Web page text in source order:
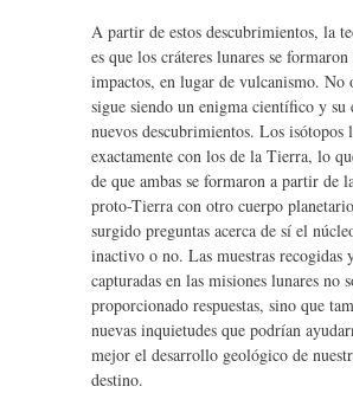
A partir de estos descubrimientos, la
es que los cráteres lunares se
impactos, en lugar de vulcanismo. No
sigue siendo un enigma científico y su
nuevos descubrimientos. Los isótopos
exactamente con los de la Tierra, lo
de que ambas se formaron a partir de
proto-Tierra con otro cuerpo
surgido preguntas acerca de sí el
inactivo o no. Las muestras recogidas
capturadas en las misiones lunares no
proporcionado respuestas, sino que
nuevas inquietudes que podrían
mejor el desarrollo geológico de
destino.